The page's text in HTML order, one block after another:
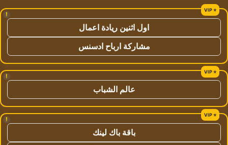
!
اول اثنين ريادة اعمال
مشاركة ارباح ادسنس
!
عالم الشباب
!
باقة باك لينك